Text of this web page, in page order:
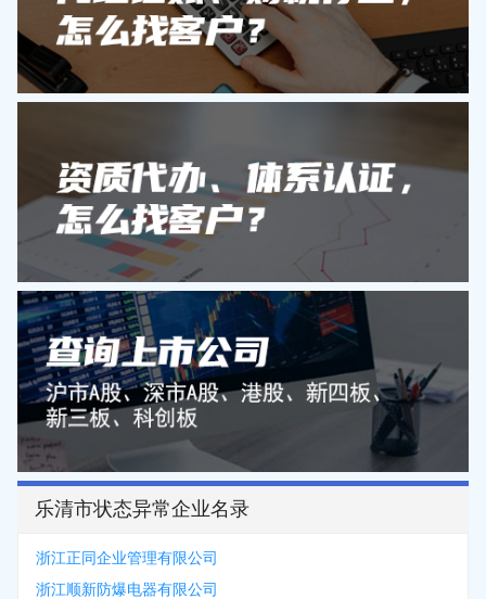
乐清市状态异常企业名录
浙江正同企业管理有限公司
浙江顺新防爆电器有限公司